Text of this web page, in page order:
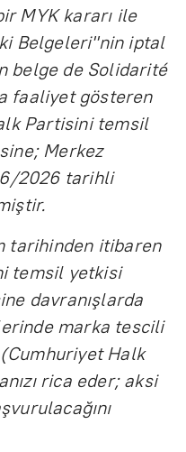
MYK kararı ile
Belgeleri"nin iptal
belge de Solidarité
faaliyet gösteren
Partisini temsil
Merkez
2026 tarihli
tarihinden itibaren
temsil yetkisi
davranışlarda
marka tescili
Halk
rica eder; aksi